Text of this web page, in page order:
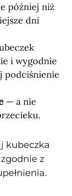
później niż
dni
i wygodnie
podciśnienie
— a nie
kubeczka
z